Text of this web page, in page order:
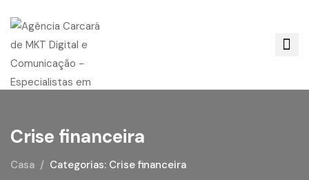
Crise financeira
Casa Categorias: Crise financeira